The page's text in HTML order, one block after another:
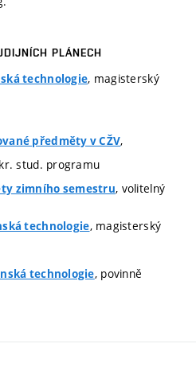
PLÁNECH
technologie, magisterský
předměty v CŽV,
stud. programu
zimního semestru, volitelný
technologie, magisterský
technologie, povinně